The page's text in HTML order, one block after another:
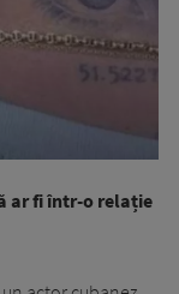
ar fi într-o relație